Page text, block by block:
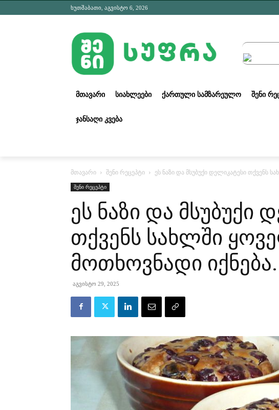
ხუთშაბათი, აგვისტო 6, 2026
ᲛᲗᲐᲕᲐᲠᲘ ᲡᲘᲐᲮᲚᲔᲔᲑᲘ ᲥᲐᲠᲗᲣᲚᲘ ᲡᲐᲛᲖᲐᲠᲔᲣᲚᲝ ᲨᲔᲜᲘ
ᲯᲐᲜᲡᲐᲦᲘ ᲙᲕᲔᲑᲐ
მთავარი შენი რეცეპტი ეს ნაზი და მსუბუქი დელიკატესი თქვენს
შენი რეცეპტი
ეს ნაზი და მსუბუქი
თქვენს სახლში
მოთხოვნადი იქნება.
აგვისტო 29, 2025